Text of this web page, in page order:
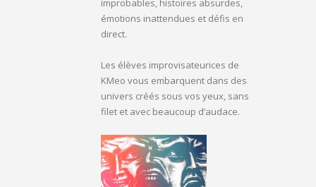
improbables, histoires absurdes,
émotions inattendues et défis en
direct.
Les élèves improvisateurices de
KMeo vous embarquent dans des
univers créés sous vos yeux, sans
filet et avec beaucoup d’audace.